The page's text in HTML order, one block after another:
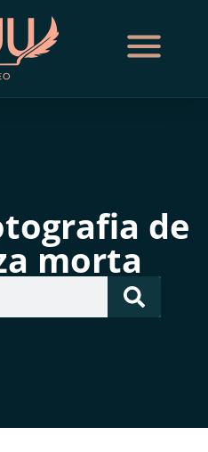
de
morta